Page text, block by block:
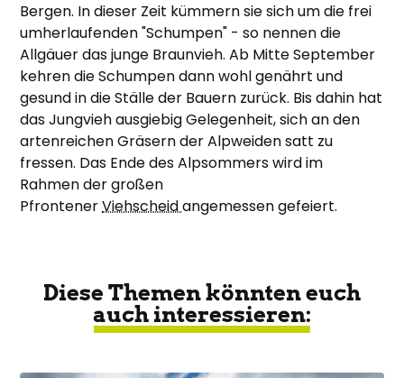
Bergen. In dieser Zeit kümmern sie sich um die frei
umherlaufenden "Schumpen" - so nennen die
Allgäuer das junge Braunvieh. Ab Mitte September
kehren die Schumpen dann wohl genährt und
gesund in die Ställe der Bauern zurück. Bis dahin hat
das Jungvieh ausgiebig Gelegenheit, sich an den
artenreichen Gräsern der Alpweiden satt zu
fressen. Das Ende des Alpsommers wird im
Rahmen der großen
PfrontenerViehscheidangemessen gefeiert.
Diese Themen könnten euch
auch interessieren: